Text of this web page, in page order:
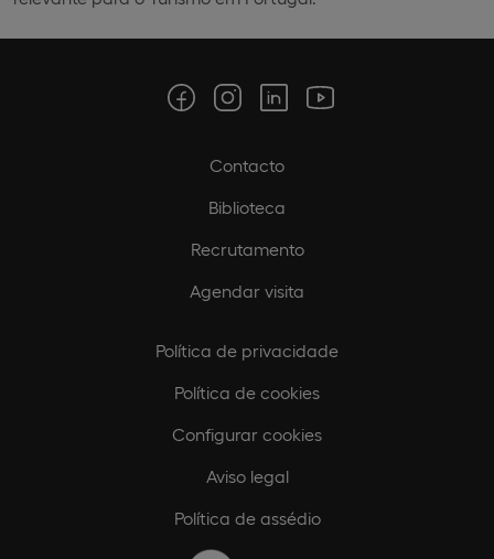
Contacto
Biblioteca
Recrutamento
Agendar visita
Política de privacidade
Política de cookies
Configurar cookies
Aviso legal
Política de assédio